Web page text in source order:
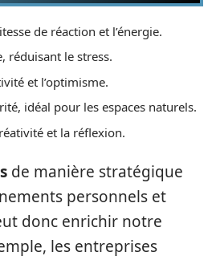
de réaction et l’énergie.
réduisant le stress.
et l’optimisme.
idéal pour les espaces naturels.
et la réflexion.
de manière stratégique
personnels et
donc enrichir notre
les entreprises